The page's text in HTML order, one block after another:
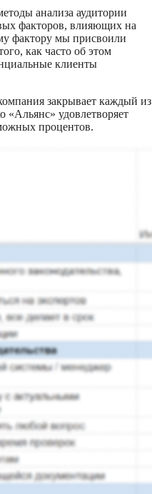
анализа аудитории
факторов, влияющих на
фактору мы присвоили
как часто об этом
клиенты
закрывает каждый из
«Альянс» удовлетворяет
процентов.